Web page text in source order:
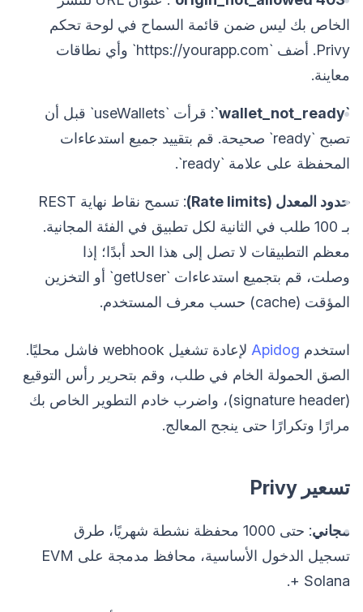
الخاص بك ليس ضمن قائمة السماح في لوحة تحكم
Privy. أضف `https://yourapp.com` وأي نطاقات
معاينة.
`wallet_not_ready`
: قرأت `useWallets` قبل أن
تصبح `ready` صحيحة. قم بتقييد جميع استدعاءات
المحفظة على علامة `ready`.
حدود المعدل (Rate limits)
: تسمح نقاط نهاية REST
بـ 100 طلب في الثانية لكل تطبيق في الفئة المجانية.
معظم التطبيقات لا تصل إلى هذا الحد أبدًا؛ إذا
وصلت، قم بتجميع استدعاءات `getUser` أو التخزين
المؤقت (cache) حسب معرف المستخدم.
استخدم Apidog
لإعادة تشغيل webhook فاشل محليًا.
الصق الحمولة الخام في طلب، وقم بتحرير رأس التوقيع
(signature header)، واضرب خادم التطوير الخاص بك
مرارًا وتكرارًا حتى ينجح المعالج.
تسعير Privy
مجاني
: حتى 1000 محفظة نشطة شهريًا، طرق
تسجيل الدخول الأساسية، محافظ مدمجة على EVM
+ Solana.